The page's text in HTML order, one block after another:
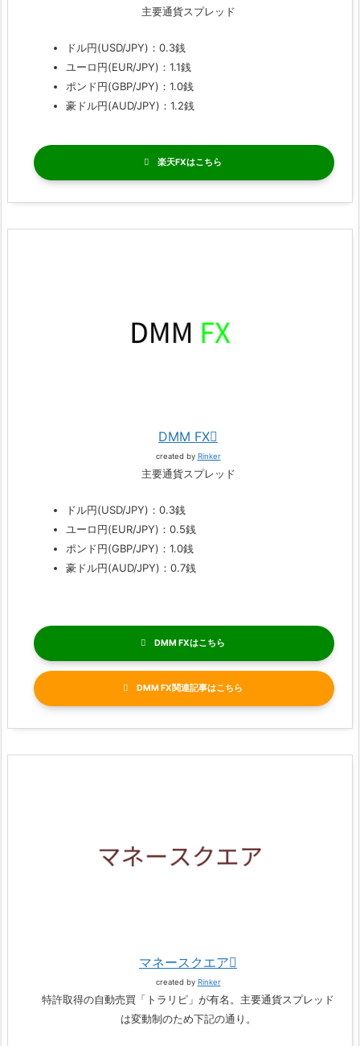
主要通貨スプレッド
ドル円(USD/JPY)：0.3銭
ユーロ円(EUR/JPY)：1.1銭
ポンド円(GBP/JPY)：1.0銭
豪ドル円(AUD/JPY)：1.2銭
楽天FX
DMM FX
created by Rinker
主要通貨スプレッド
ドル円(USD/JPY)：0.3銭
ユーロ円(EUR/JPY)：0.5銭
ポンド円(GBP/JPY)：1.0銭
豪ドル円(AUD/JPY)：0.7銭
DMM FX
DMM FX関連記事
マネースクエア
created by Rinker
特許取得の自動売買「トラリピ」が有名。主要通貨スプレッド
は変動制のため下記の通り。